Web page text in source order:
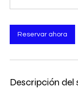
Reservar ahora
Descripción del